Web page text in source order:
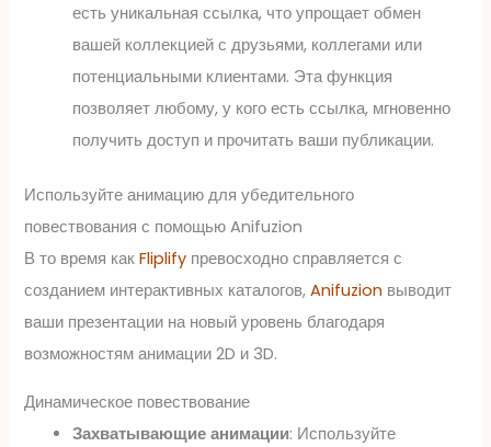
есть уникальная ссылка, что упрощает обмен
вашей коллекцией с друзьями, коллегами или
потенциальными клиентами. Эта функция
позволяет любому, у кого есть ссылка, мгновенно
получить доступ и прочитать ваши публикации.
Используйте анимацию для убедительного
повествования с помощью Anifuzion
В то время какFliplify превосходно справляется с
созданием интерактивных каталогов,Anifuzion выводит
ваши презентации на новый уровень благодаря
возможностям анимации 2D и 3D.
Динамическое повествование
Захватывающие анимации: Используйте